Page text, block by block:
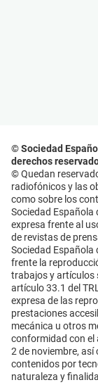
© Sociedad
derechos
© Quedan
radiofónicos y las
como sobre los
Sociedad Española
expresa frente al
de revistas de
Sociedad Española
frente la
trabajos y artículos
artículo 33.1 del
expresa de las
prestaciones
mecánica u otros
conformidad con el
2 de noviembre,
contenidos por
naturaleza y